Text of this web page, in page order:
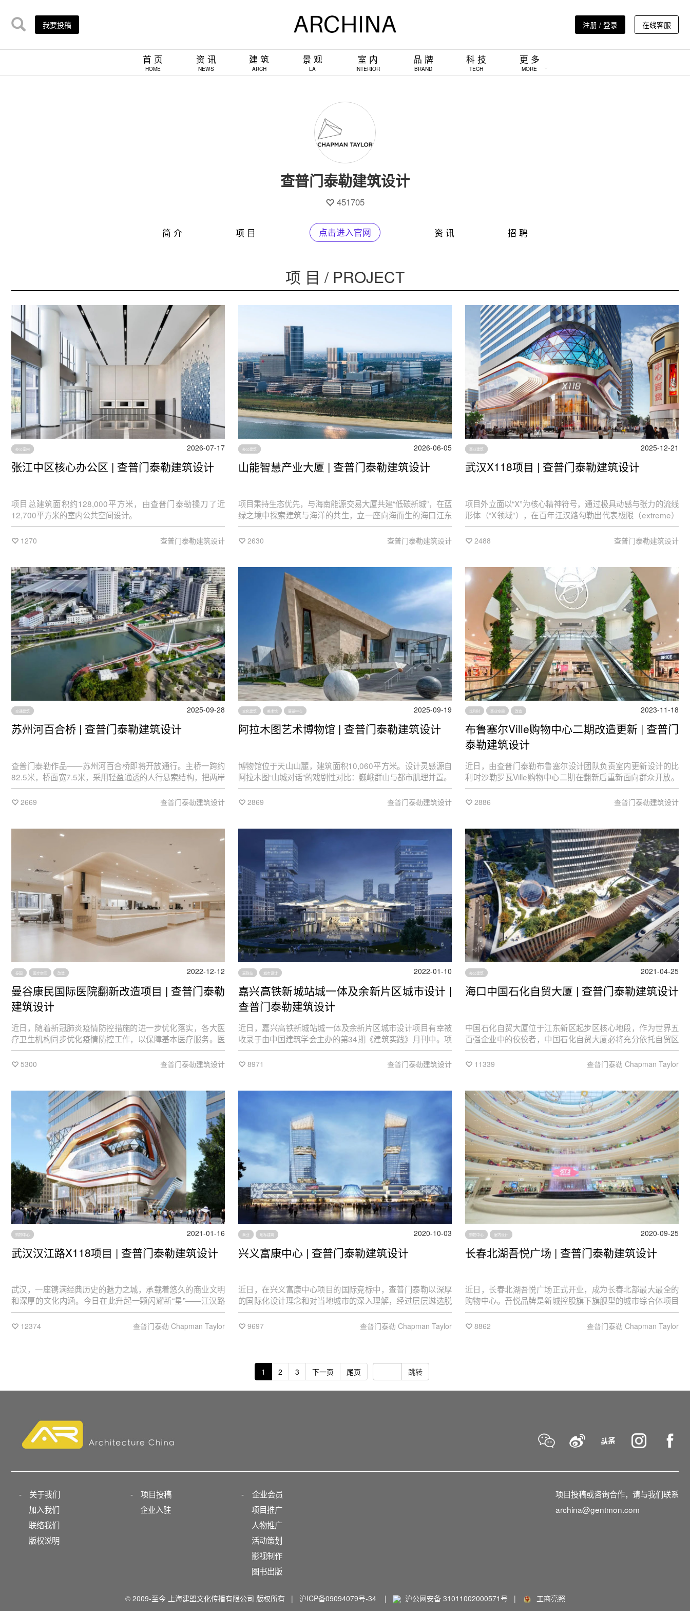
我要投稿 注册 / 登录 在线客服
首 页
HOME
资 讯
NEWS
建 筑
ARCH
景 观
LA
室 内
INTERIOR
品 牌
BRAND
科 技
TECH
更 多
MORE
查普门泰勒建筑设计
451705
简 介 项 目 点击进入官网 资 讯 招 聘
项 目 / PROJECT
办公室内 2026-07-17
张江中区核心办公区 | 查普门泰勒建筑设计
项目总建筑面积约128,000平方米，由查普门泰勒操刀了近
12,700平方米的室内公共空间设计。
1270 查普门泰勒建筑设计
办公建筑 2026-06-05
山能智慧产业大厦 | 查普门泰勒建筑设计
项目秉持生态优先，与海南能源交易大厦共建“低碳新城”，在蓝
绿之境中探索建筑与海洋的共生，立一座向海而生的海口江东
新地标。
2630 查普门泰勒建筑设计
商业建筑 2025-12-21
武汉X118项目 | 查普门泰勒建筑设计
项目外立面以“X”为核心精神符号，通过极具动感与张力的流线
形体（“X领域”），在百年江汉路勾勒出代表极限（extreme）
与探索（explore）的未来天际线。
2488 查普门泰勒建筑设计
交通建筑 2025-09-28
苏州河百合桥 | 查普门泰勒建筑设计
查普门泰勒作品——苏州河百合桥即将开放通行。主桥一跨约
82.5米，桥面宽7.5米，采用轻盈通透的人行悬索结构，把两岸
步行时间压缩到短短5分钟，被市民亲切地称作"人民之桥"
2669 查普门泰勒建筑设计
文化建筑 美术馆 展览中心 2025-09-19
阿拉木图艺术博物馆 | 查普门泰勒建筑设计
博物馆位于天山山麓，建筑面积10,060平方米。设计灵感源自
阿拉木图“山城对话”的戏剧性对比：巍峨群山与都市肌理并置。
2869 查普门泰勒建筑设计
比利时 商业空间 改造 2023-11-18
布鲁塞尔Ville购物中心二期改造更新 | 查普门
泰勒建筑设计
近日，由查普门泰勒布鲁塞尔设计团队负责室内更新设计的比
利时沙勒罗瓦Ville购物中心二期在翻新后重新面向群众开放。
早在2012年查普门泰勒就曾负责该座于1990年建设而成的购
物中心的扩建设计，此次翻新特别针对项目中央美食广场进行
2886 查普门泰勒建筑设计
泰国 医疗空间 改造 2022-12-12
曼谷康民国际医院翻新改造项目 | 查普门泰勒
建筑设计
近日，随着新冠肺炎疫情防控措施的进一步优化落实，各大医
疗卫生机构同步优化疫情防控工作，以保障基本医疗服务。医
疗行业的发展向来是社会保障的重中之重，查普门泰勒设计的
位于全球的多家医院和诊所均致力于为患者提供最高品质的护
5300 查普门泰勒建筑设计
高铁站 城市设计 2022-01-10
嘉兴高铁新城站城一体及余新片区城市设计 |
查普门泰勒建筑设计
近日，嘉兴高铁新城站城一体及余新片区城市设计项目有幸被
收录于由中国建筑学会主办的第34期《建筑实践》月刊中。项
目由查普门泰勒联合北京市建筑设计研究院、中国市政工程华
北设计院与中铁上海设计院集团进行最终方案设计。
8971 查普门泰勒建筑设计
办公建筑 2021-04-25
海口中国石化自贸大厦 | 查普门泰勒建筑设计
中国石化自贸大厦位于江东新区起步区核心地段，作为世界五
百强企业中的佼佼者，中国石化自贸大厦必将充分依托自贸区
优惠政策，区位优势等便利条件，在此发展能源国际贸易，金
融服务，电子商务等高端产业，带动中国石化绿色能源产业和
现代商业模式的转型升级与快速发展，成为海南自贸港发展的
11339 查普门泰勒 Chapman Taylor
购物中心 2021-01-16
武汉汉江路X118项目 | 查普门泰勒建筑设计
武汉，一座镌满经典历史的魅力之城，承载着悠久的商业文明
和深厚的文化内涵。今日在此升起一颗闪耀新“星”——江汉路
X118项目，以国际潮流、互联网化、联名矩阵，再造江城，澎
湃归心。
12374 查普门泰勒 Chapman Taylor
商业 地标建筑 2020-10-03
兴义富康中心 | 查普门泰勒建筑设计
近日，在兴义富康中心项目的国际竞标中，查普门泰勒以深厚
的国际化设计理念和对当地城市的深入理解，经过层层遴选脱
颖而出，赢得项目最终方案设计，将打造一个极具文化特色的
兴义城市新地标。
9697 查普门泰勒 Chapman Taylor
购物中心 室内设计 2020-09-25
长春北湖吾悦广场 | 查普门泰勒建筑设计
近日，长春北湖吾悦广场正式开业，成为长春北部最大最全的
购物中心。吾悦品牌是新城控股旗下旗舰型的城市综合体项目
品牌，涵盖吾悦广场各产品线。
8862 查普门泰勒 Chapman Taylor
1 2 3 下一页 尾页 跳转
-
关于我们
加入我们
联络我们
版权说明
-
项目投稿
企业入驻
-
企业会员
项目推广
人物推广
活动策划
影视制作
图书出版
项目投稿或咨询合作，请与我们联系
archina@gentmon.com
© 2009-至今 上海建盟文化传播有限公司 版权所有 | 沪ICP备09094079号-34| 沪公网安备 31011002000571号 | 工商亮照